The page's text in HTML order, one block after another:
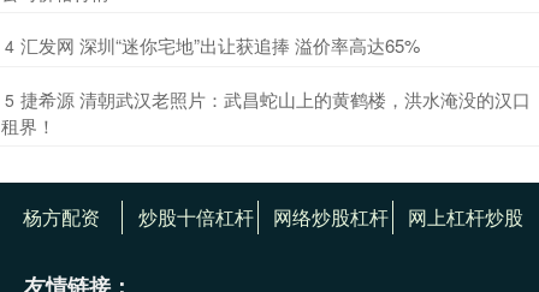
4 ​汇发网 深圳“迷你宅地”出让获追捧 溢价率高达65%
5 ​捷希源 清朝武汉老照片：武昌蛇山上的黄鹤楼，洪水淹没的汉口
租界！
杨方配资 炒股十倍杠杆 网络炒股杠杆 网上杠杆炒股